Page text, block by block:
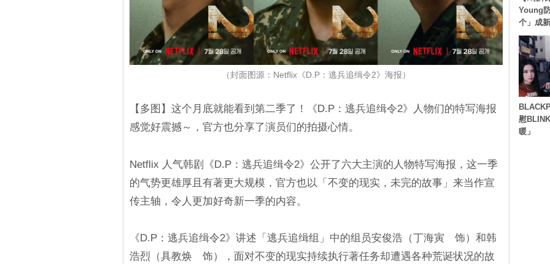
（封面图源：Netflix《D.P：逃兵追缉令2》海报）
【多图】这个月底就能看到第二季了！《D.P：逃兵追缉令2》人物们的特写海报
感觉好震撼～，官方也分享了演员们的拍摄心情。
Netflix 人气韩剧《D.P：逃兵追缉令2》公开了六大主演的人物特写海报，这一季
的气势更雄厚且有著更大规模，官方也以「不变的现实，未完的故事」来当作宣
传主轴，令人更加好奇新一季的内容。
《D.P：逃兵追缉令2》讲述「逃兵追缉组」中的组员安俊浩（丁海寅 饰）和韩
浩烈（具教焕 饰），面对不变的现实持续执行著任务却遭遇各种荒诞状况的故
Young
个」成
慰
暖」